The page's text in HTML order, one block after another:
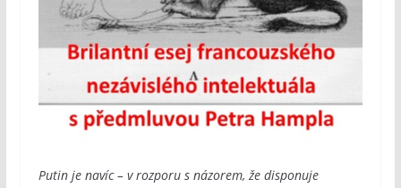
Putin je navíc – v rozporu s názorem, že disponuje